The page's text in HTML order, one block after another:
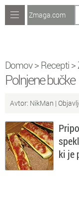
Računalništvo
Recepti
Naredi sam
Forum
Preverjanje
Sv Sveže teme na
Zmaga.com
Domov> Recepti >
Polnjene bučke
Avtor: NikMan |
ki je